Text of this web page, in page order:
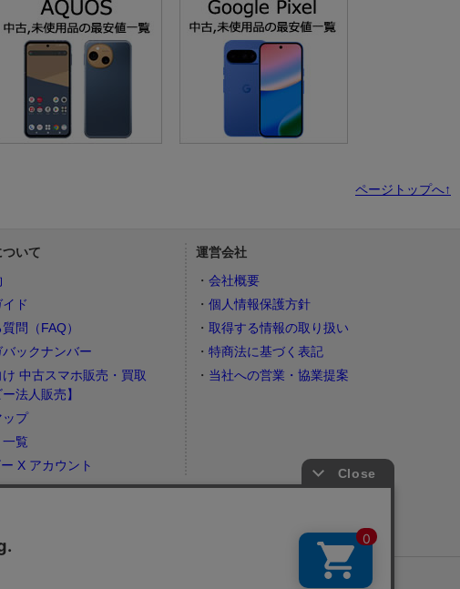
ページトップへ↑
いて
ド
問（FAQ）
バックナンバー
中古スマホ販売・買取
ー法人販売】
ップ
一覧
X アカウント
運営会社
会社概要
個人情報保護方針
取得する情報の取り扱い
特商法に基づく表記
当社への営業・協業提案